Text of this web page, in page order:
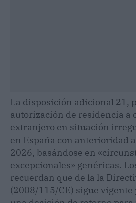
La disposición adicional 21,
autorización de residencia a
extranjero en situación
en España con anterioridad
2026, basándose en
excepcionales» genéricas.
recuerdan que de la la
(2008/115/CE) sigue vigente